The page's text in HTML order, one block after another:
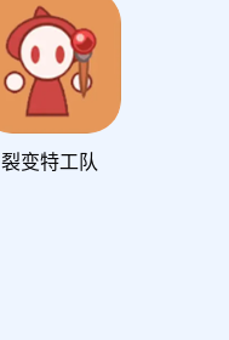
裂变特工队